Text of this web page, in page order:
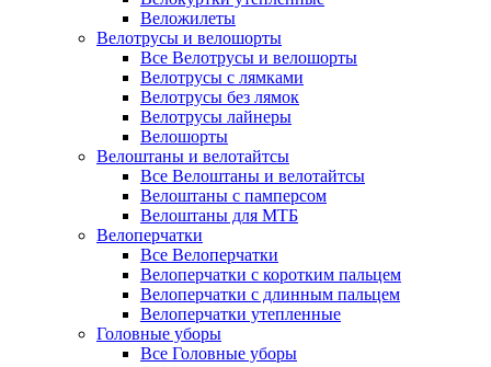
Веложилеты
Велотрусы и велошорты
Все Велотрусы и велошорты
Велотрусы с лямками
Велотрусы без лямок
Велотрусы лайнеры
Велошорты
Велоштаны и велотайтсы
Все Велоштаны и велотайтсы
Велоштаны с памперсом
Велоштаны для МТБ
Велоперчатки
Все Велоперчатки
Велоперчатки с коротким пальцем
Велоперчатки с длинным пальцем
Велоперчатки утепленные
Головные уборы
Все Головные уборы